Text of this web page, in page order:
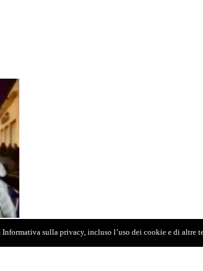
sulla privacy, incluso l’uso dei cookie e di altre